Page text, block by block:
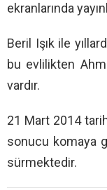
ekranlarında
Beril Işık ile
bu evlilikten
vardır.
21 Mart 2014
sonucu komaya
sürmektedir.